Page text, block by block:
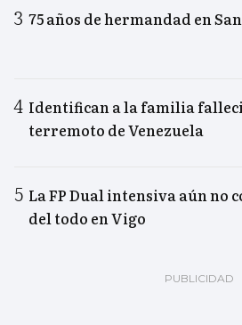
75 años de hermandad en
Identifican a la familia
terremoto de Venezuela
La FP Dual intensiva aún no
del todo en Vigo